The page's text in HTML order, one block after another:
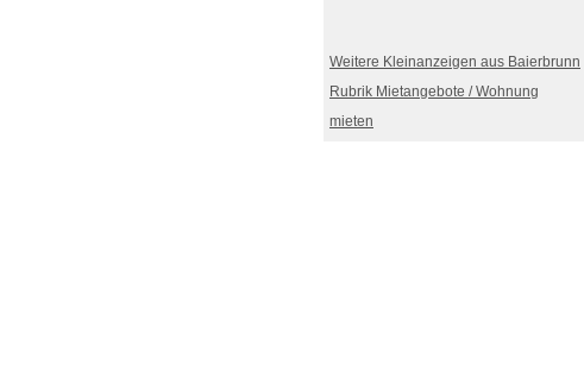
Weitere Kleinanzeigen aus Baierbrunn
Rubrik Mietangebote / Wohnung
mieten